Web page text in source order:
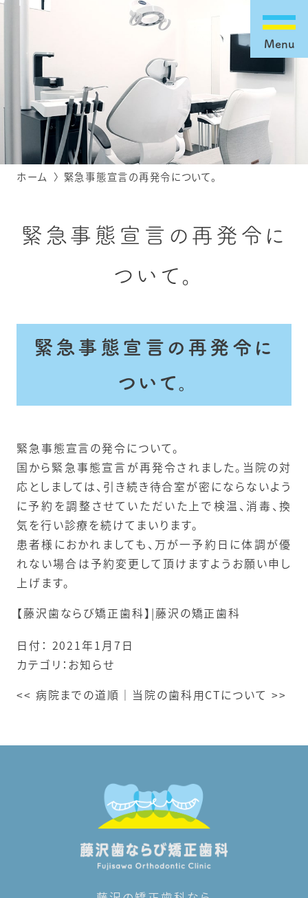
ホーム 緊急事態宣言の再発令について。
緊急事態宣言の再発令に
ついて。
緊急事態宣言の再発令に
ついて。
緊急事態宣言の発令について。
国から緊急事態宣言が再発令されました。当院の対
応としましては、引き続き待合室が密にならないよう
に予約を調整させていただいた上で検温、消毒、換
気を行い診療を続けてまいります。
患者様におかれましても、万が一予約日に体調が優
れない場合は予約変更して頂けますようお願い申し
上げます。
【藤沢歯ならび矯正歯科】|藤沢の矯正歯科
日付： 2021年1月7日
カテゴリ： お知らせ
<< 病院までの道順 ｜ 当院の歯科用CTについて >>
Menu